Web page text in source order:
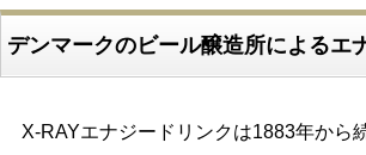
デンマークのビール醸造所によるエ
X-RAYエナジードリンクは1883年から